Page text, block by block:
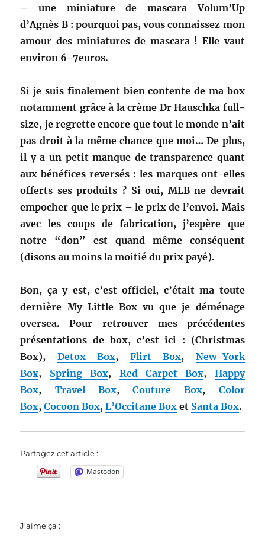
– une miniature de mascara Volum’Up
d’Agnès B : pourquoi pas, vous connaissez mon
amour des miniatures de mascara ! Elle vaut
environ 6-7euros.
Si je suis finalement bien contente de ma box
notamment grâce à la crème Dr Hauschka full-
size, je regrette encore que tout le monde n’ait
pas droit à la même chance que moi… De plus,
il y a un petit manque de transparence quant
aux bénéfices reversés : les marques ont-elles
offerts ses produits ? Si oui, MLB ne devrait
empocher que le prix – le prix de l’envoi. Mais
avec les coups de fabrication, j’espère que
notre “don” est quand même conséquent
(disons au moins la moitié du prix payé).
Bon, ça y est, c’est officiel, c’était ma toute
dernière My Little Box vu que je déménage
oversea. Pour retrouver mes précédentes
présentations de box, c’est ici : (Christmas
Box), Detox Box, Flirt Box, New-York
Box, Spring Box, Red Carpet Box, Happy
Box, Travel Box,Couture Box, Color
Box,Cocoon Box,L’Occitane Box et Santa Box.
Partagez cet article :
Mastodon
J’aime ça :